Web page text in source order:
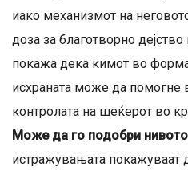
иако механизмот на
доза за благотворно
покажа дека кимот во
исхраната може да помогне
контролата на шеќерот во
Може да го подобри
истражувањата покажуваат